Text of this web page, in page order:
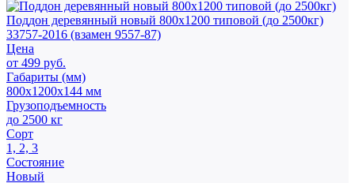
Поддон деревянный новый 800х1200 типовой (до 2500кг)
33757-2016 (взамен 9557-87)
Цена
от 499 руб.
Габариты (мм)
800х1200х144 мм
Грузоподъемность
до 2500 кг
Сорт
1, 2, 3
Состояние
Новый